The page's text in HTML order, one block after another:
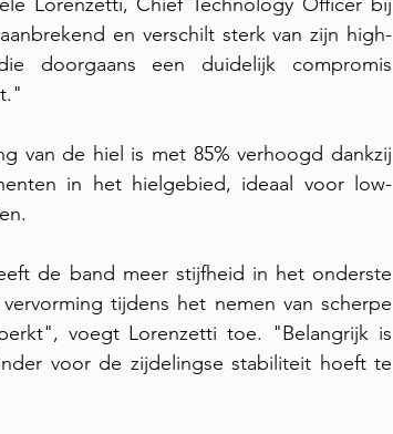
en verschilt sterk van zijn high-
doorgaans een duidelijk compromis
van de hiel is met 85% verhoogd dankzij
in het hielgebied, ideaal voor low-
de band meer stijfheid in het onderste
tijdens het nemen van scherpe
voegt Lorenzetti toe. "Belangrijk is
voor de zijdelingse stabiliteit hoeft te